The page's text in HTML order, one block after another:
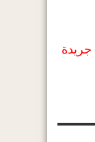
جريدة